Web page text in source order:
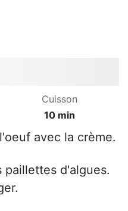
Cuisson
10 min
avec la crème.
d'algues.